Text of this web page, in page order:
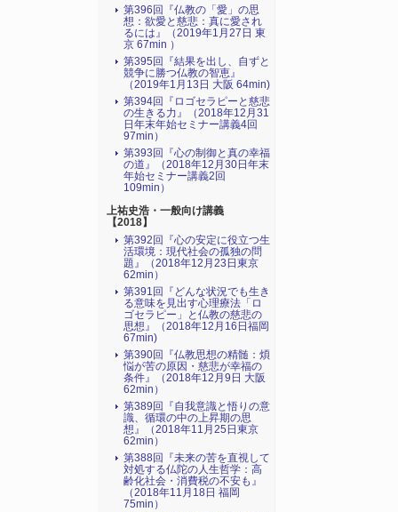
第396回『仏教の「愛」の思
想：欲愛と慈悲：真に愛され
るには』（2019年1月27日 東
京 67min ）
第395回『結果を出し、自ずと
競争に勝つ仏教の智恵』
（2019年1月13日 大阪 64min)
第394回『ロゴセラピーと慈悲
の生きる力』（2018年12月31
日年末年始セミナー講義4回
97min）
第393回『心の制御と真の幸福
の道』（2018年12月30日年末
年始セミナー講義2回
109min）
上祐史浩・一般向け講義
【2018】
第392回『心の安定に役立つ生
活環境：現代社会の孤独の問
題』（2018年12月23日東京
62min）
第391回『どんな状況でも生き
る意味を見出す心理療法「ロ
ゴセラピー」と仏教の慈悲の
思想』（2018年12月16日福岡
67min)
第390回『仏教思想の精髄：煩
悩が苦の原因・慈悲が幸福の
条件』（2018年12月9日 大阪
62min）
第389回『自我意識と悟りの意
識、循環の中の上昇期の思
想』（2018年11月25日東京
62min）
第388回『未来の苦を直視して
対処する仏陀の人生哲学：高
齢化社会・消費税の不安も』
（2018年11月18日 福岡
75min）